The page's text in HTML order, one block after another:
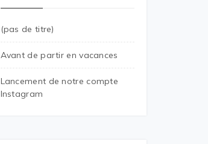
(pas de titre)
Avant de partir en vacances
Lancement de notre compte
Instagram